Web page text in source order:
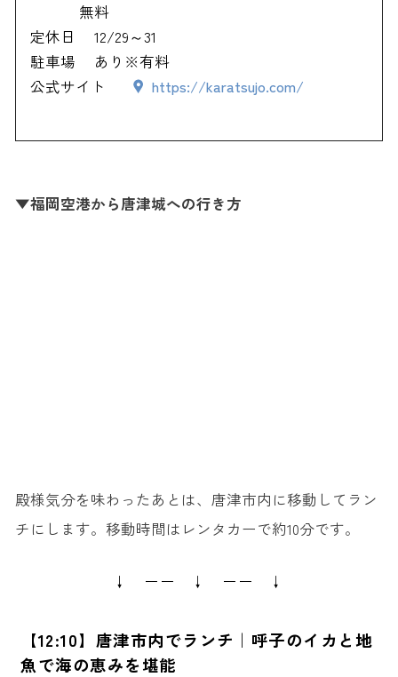
無料
定休日
12/29～31
駐車場
あり※有料
公式サイト
https://karatsujo.com/
▼福岡空港から唐津城への行き方
殿様気分を味わったあとは、唐津市内に移動してラン
チにします。移動時間はレンタカーで約10分です。
↓ ーー ↓ ーー ↓
【12:10】唐津市内でランチ｜呼子のイカと地
魚で海の恵みを堪能